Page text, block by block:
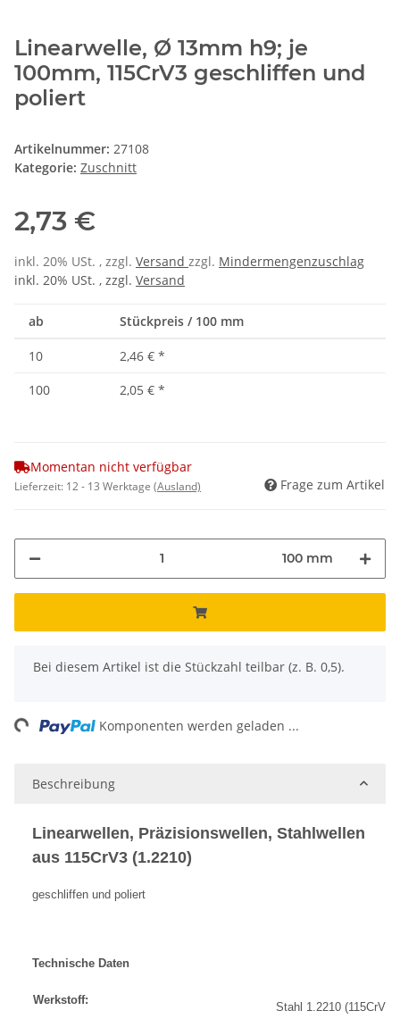
Linearwelle, Ø 13mm h9; je
100mm, 115CrV3 geschliffen und
poliert
Artikelnummer: 27108
Kategorie: Zuschnitt
2,73 €
inkl. 20% USt. , zzgl. Versand zzgl. Mindermengenzuschlag
inkl. 20% USt. , zzgl. Versand
ab Stückpreis / 100 mm
10 2,46 € *
100
2,05 € *
Momentan nicht verfügbar
Lieferzeit: 12 - 13 Werktage (Ausland) Frage zum Artikel
100 mm
x
Bei diesem Artikel ist die Stückzahl teilbar (z. B. 0,5).
Komponenten werden geladen ...
Beschreibung
Linearwellen, Präzisionswellen, Stahlwellen
aus 115CrV3 (1.2210)
geschliffen und poliert
Technische Daten
Werkstoff:
Stahl 1.2210 (115CrV3)